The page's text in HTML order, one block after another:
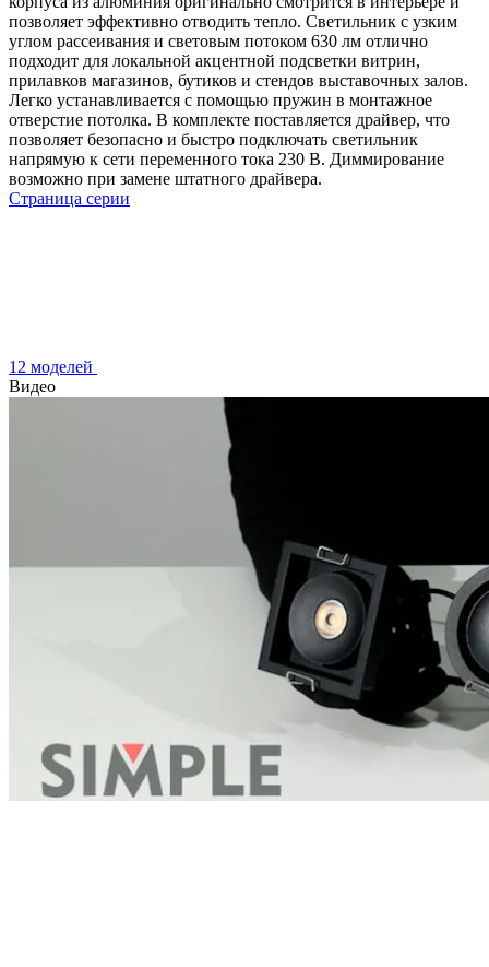
позволяет эффективно отводить тепло. Светильник с узким
углом рассеивания и световым потоком 630 лм отлично
подходит для локальной акцентной подсветки витрин,
прилавков магазинов, бутиков и стендов выставочных залов.
Легко устанавливается с помощью пружин в монтажное
отверстие потолка. В комплекте поставляется драйвер, что
позволяет безопасно и быстро подключать светильник
напрямую к сети переменного тока 230 В. Диммирование
возможно при замене штатного драйвера.
Страница серии
12 моделей
Видео